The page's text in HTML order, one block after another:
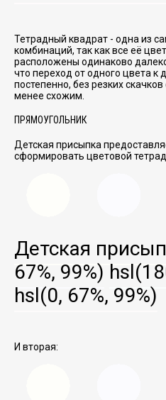
Тетрадный квадрат - одна из
комбинаций, так как все её
расположены одинаково
что переход от одного цвета к
постепенно, без резких
менее схожим.
ПРЯМОУГОЛЬНИК
Детская присыпка
сформировать цветовой
Детская
67%, 99%)
hsl(0, 67%, 99%)
И вторая: